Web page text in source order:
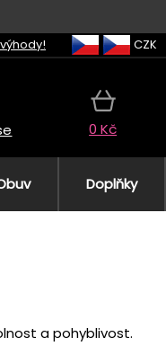
výhody! CZK
0 Kč
Doplňky
a pohyblivost.